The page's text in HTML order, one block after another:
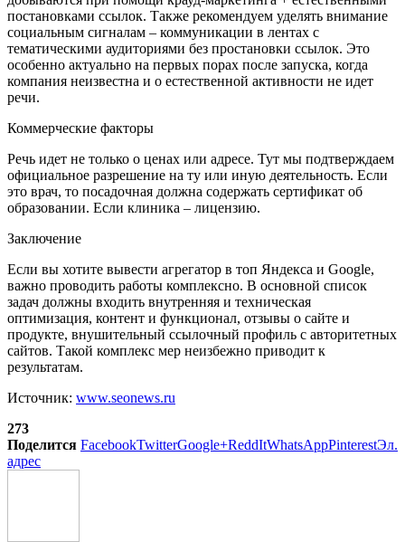
постановками ссылок. Также рекомендуем уделять внимание
социальным сигналам – коммуникации в лентах с
тематическими аудиториями без простановки ссылок. Это
особенно актуально на первых порах после запуска, когда
компания неизвестна и о естественной активности не идет
речи.
Коммерческие факторы
Речь идет не только о ценах или адресе. Тут мы подтверждаем
официальное разрешение на ту или иную деятельность. Если
это врач, то посадочная должна содержать сертификат об
образовании. Если клиника – лицензию.
Заключение
Если вы хотите вывести агрегатор в топ Яндекса и Google,
важно проводить работы комплексно. В основной список
задач должны входить внутренняя и техническая
оптимизация, контент и функционал, отзывы о сайте и
продукте, внушительный ссылочный профиль с авторитетных
сайтов. Такой комплекс мер неизбежно приводит к
результатам.
Источник: www.seonews.ru
273
Поделится FacebookTwitterGoogle+ReddItWhatsAppPinterestЭл.
адрес